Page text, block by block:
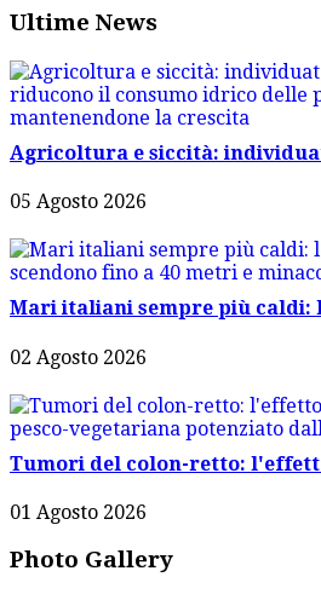
Ultime News
Agricoltura e siccità:
05 Agosto 2026
Mari italiani sempre più caldi:
02 Agosto 2026
Tumori del colon-retto:
01 Agosto 2026
Photo Gallery